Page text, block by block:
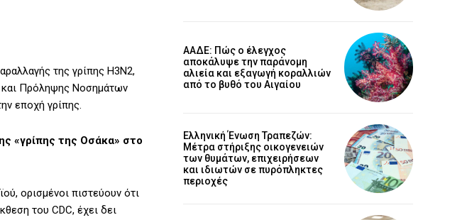
της γρίπης H3N2,
και Πρόληψης Νοσημάτων
εποχή γρίπης.
«γρίπης της Οσάκα» στο
ορισμένοι πιστεύουν ότι
του CDC, έχει δει
ΑΑΔΕ: Πώς ο έλεγχος
αποκάλυψε την παράνομη
αλιεία και εξαγωγή κοραλλιών
από το βυθό του Αιγαίου
Ελληνική Ένωση Τραπεζών:
Μέτρα στήριξης οικογενειών
των θυμάτων, επιχειρήσεων
και ιδιωτών σε πυρόπληκτες
περιοχές